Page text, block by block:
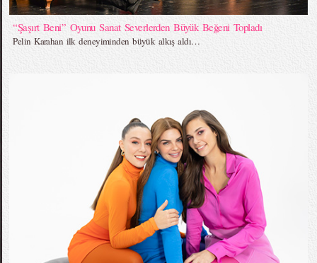
“Şaşırt Beni” Oyunu Sanat Severlerden Büyük Beğeni Topladı
Pelin Karahan ilk deneyiminden büyük alkış aldı…